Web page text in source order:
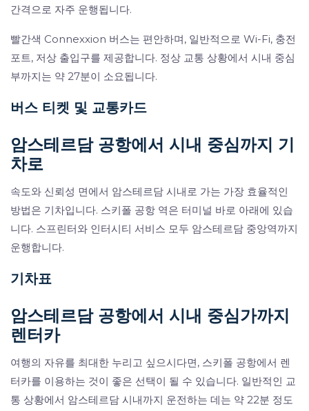
간격으로 자주 운행됩니다.
빨간색 Connexxion 버스는 편안하며, 일반적으로 Wi-Fi, 충전
포트, 저상 출입구를 제공합니다. 정상 교통 상황에서 시내 중심
부까지는 약 27분이 소요됩니다.
버스 티켓 및 교통카드
암스테르담 공항에서 시내 중심까지 기
차로
속도와 신뢰성 면에서 암스테르담 시내로 가는 가장 효율적인
방법은 기차입니다. 스키폴 공항 역은 터미널 바로 아래에 있습
니다. 스프린터와 인터시티 서비스 모두 암스테르담 중앙역까지
운행합니다.
기차표
암스테르담 공항에서 시내 중심가까지
렌터카
여행의 자유를 최대한 누리고 싶으시다면, 스키폴 공항에서 렌
터카를 이용하는 것이 좋은 선택이 될 수 있습니다. 일반적인 교
통 상황에서 암스테르담 시내까지 운전하는 데는 약 22분 정도